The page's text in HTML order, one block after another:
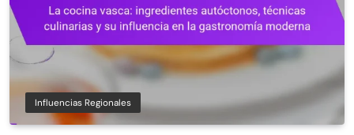
Influencias Regionales